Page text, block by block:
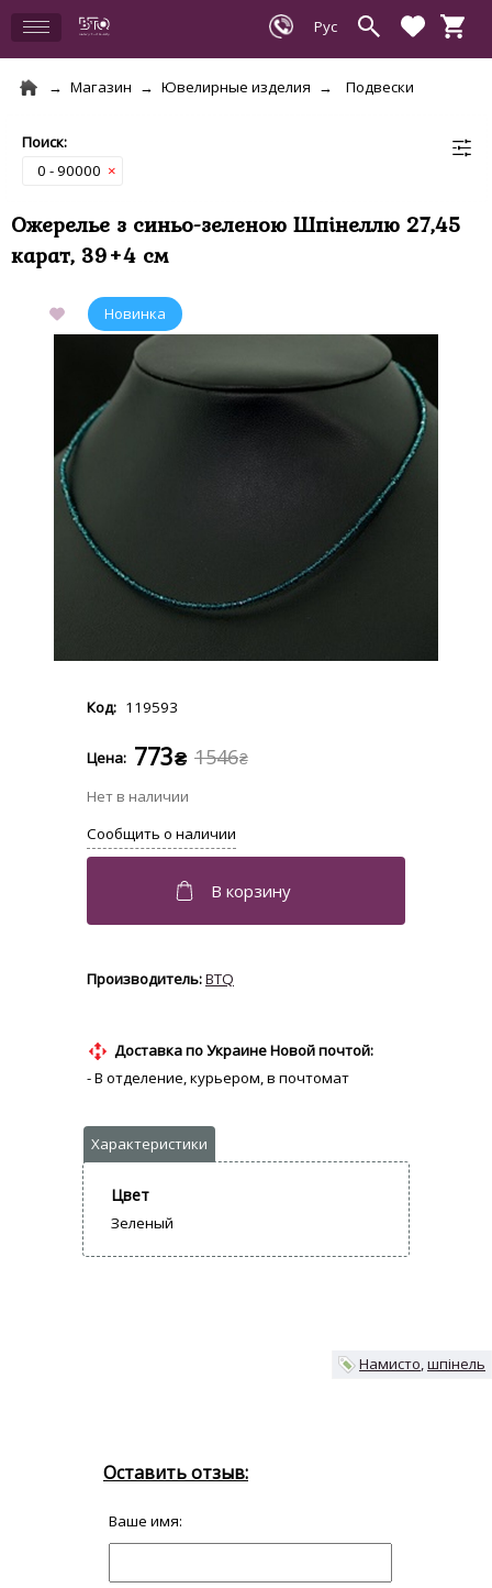
Магазин Ювелирные изделия Подвески
0 - 90000 ×
Ожерелье з синьо-зеленою Шпінеллю 27,45
карат, 39+4 см
119593
1546₴
773₴
BTQ
Доставка по Украине Новой почтой:
- В отделение, курьером, в почтомат
Цвет
Зеленый
Намисто шпінель